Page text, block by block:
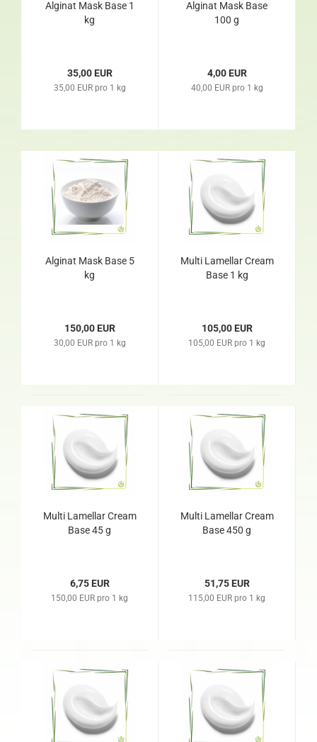
Alginat Mask Base 1
kg
35,00 EUR
35,00 EUR pro 1 kg
Alginat Mask Base
100 g
4,00 EUR
40,00 EUR pro 1 kg
Alginat Mask Base 5
kg
150,00 EUR
30,00 EUR pro 1 kg
Multi Lamellar Cream
Base 1 kg
105,00 EUR
105,00 EUR pro 1 kg
Multi Lamellar Cream
Base 45 g
6,75 EUR
150,00 EUR pro 1 kg
Multi Lamellar Cream
Base 450 g
51,75 EUR
115,00 EUR pro 1 kg